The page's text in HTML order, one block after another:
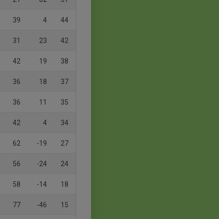
39 4 44
31 23 42
42 19 38
36 18 37
36 11 35
42 4 34
62 -19 27
56 -24 24
58 -14 18
77 -46 15